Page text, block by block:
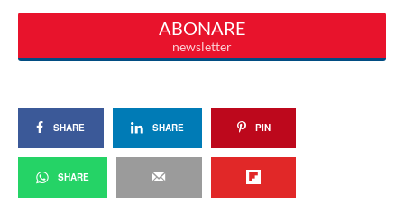
SHARE SHARE PIN
SHARE